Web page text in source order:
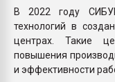
В 2022 году
технологий в
центрах. Такие
повышения
и эффективности